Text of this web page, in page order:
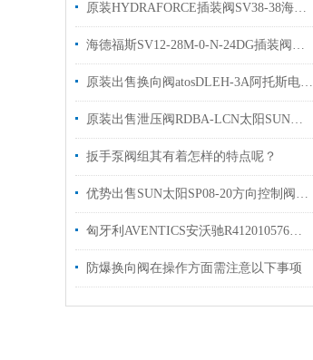
原装HYDRAFORCE插装阀SV38-38海德福斯电磁阀
海德福斯SV12-28M-0-N-24DG插装阀资料SV12-20-0-N
原装出售换向阀atosDLEH-3A阿托斯电磁阀样本
原装出售泄压阀RDBA-LCN太阳SUN螺纹插装阀现货
扳手泵阀组其有着怎样的特点呢？
优势出售SUN太阳SP08-20方向控制阀有库存
匈牙利AVENTICS安沃驰R412010576气动接头
防爆换向阀在操作方面需注意以下事项